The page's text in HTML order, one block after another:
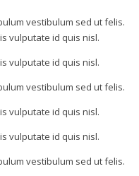
vestibulum sed ut felis.
vulputate id quis nisl.
vulputate id quis nisl.
vestibulum sed ut felis.
vulputate id quis nisl.
vulputate id quis nisl.
vestibulum sed ut felis.